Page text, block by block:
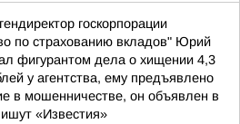
госкорпорации
по страхованию вкладов" Юрий
фигурантом дела о хищении 4,3
у агентства, ему предъявлено
в мошенничестве, он объявлен в
«Известия»